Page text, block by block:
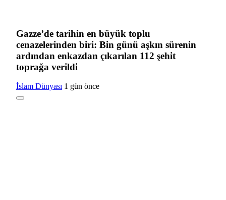
Gazze’de tarihin en büyük toplu
cenazelerinden biri: Bin günü aşkın sürenin
ardından enkazdan çıkarılan 112 şehit
toprağa verildi
İslam Dünyası 1 gün önce